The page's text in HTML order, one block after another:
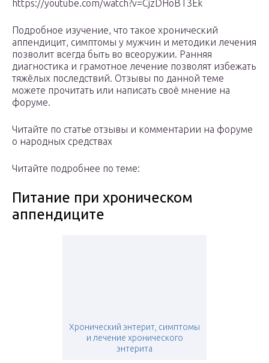
https://youtube.com/watch?v=CjzDHoBT3Ek
Подробное изучение, что такое хронический
аппендицит, симптомы у мужчин и методики лечения
позволит всегда быть во всеоружии. Ранняя
диагностика и грамотное лечение позволят избежать
тяжёлых последствий. Отзывы по данной теме
можете прочитать или написать своё мнение на
форуме.
Читайте по статье отзывы и комментарии на форуме
о народных средствах
Читайте подробнее по теме:
Питание при хроническом
аппендиците
Хронический энтерит, симптомы
и лечение хронического
энтерита